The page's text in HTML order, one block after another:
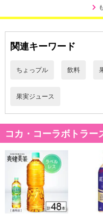
伝票番号がマイページに表示
配送日、配送時間が異なる可能
ん。
発送日カレンダー
休業日
関連キーワード
ちょっプル 飲料
果実ジュース
コカ・コーラボトラ